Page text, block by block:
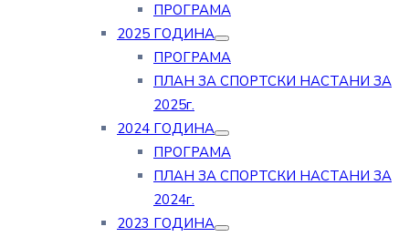
ПРОГРАМА
2025 ГОДИНА
ПРОГРАМА
ПЛАН ЗА СПОРТСКИ НАСТАНИ ЗА
2025г.
2024 ГОДИНА
ПРОГРАМА
ПЛАН ЗА СПОРТСКИ НАСТАНИ ЗА
2024г.
2023 ГОДИНА